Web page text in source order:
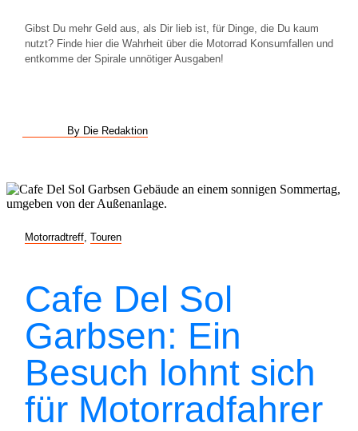
Gibst Du mehr Geld aus, als Dir lieb ist, für Dinge, die Du kaum
nutzt? Finde hier die Wahrheit über die Motorrad Konsumfallen und
entkomme der Spirale unnötiger Ausgaben!
By Die Redaktion
Motorradtreff Touren
Cafe Del Sol
Garbsen: Ein
Besuch lohnt sich
für Motorradfahrer